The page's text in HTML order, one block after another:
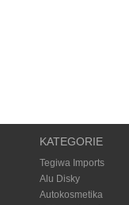
KATEGORIE
Tegiwa Imports
Alu Disky
Autokosmetika